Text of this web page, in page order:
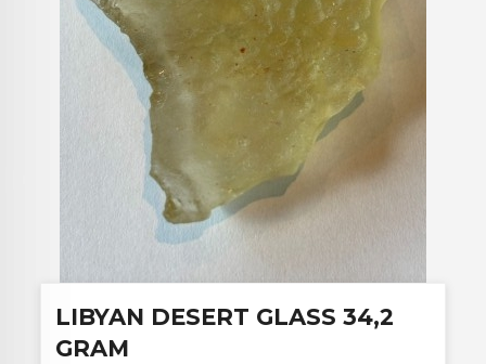
LIBYAN DESERT GLASS 34,2
GRAM